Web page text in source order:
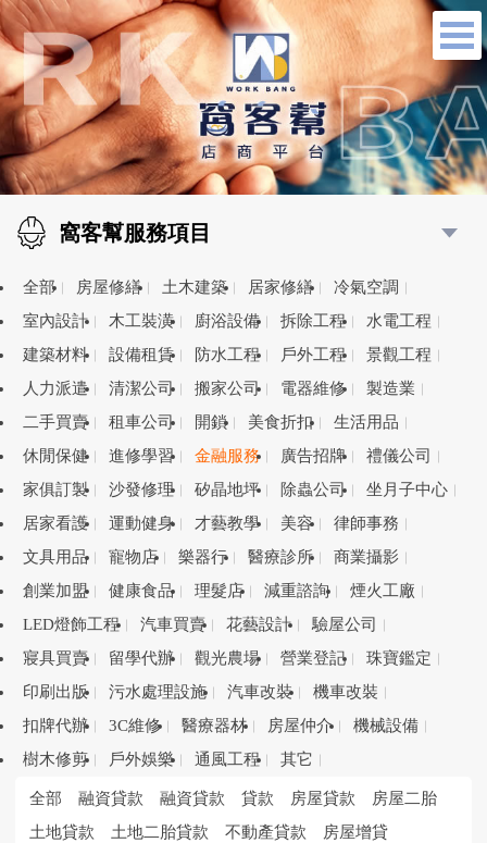
窩客幫服務項目
全部 房屋修繕 土木建築 居家修繕
冷氣空調
室內設計
木工裝潢 廚浴設備 拆除工程
水電工程
建築材料
設備租賃 防水工程 戶外工程
景觀工程
人力派遣
清潔公司 搬家公司 電器維修
製造業
二手買賣
租車公司 開鎖 美食折扣
生活用品
休閒保健
進修學習 金融服務 廣告招牌
禮儀公司
家俱訂製
沙發修理 矽晶地坪 除蟲公司
坐月子中心
居家看護
運動健身 才藝教學 美容
律師事務
文具用品
寵物店 樂器行 醫療診所
商業攝影
創業加盟
健康食品 理髮店 減重諮詢
煙火工廠
LED燈飾工程
汽車買賣 花藝設計
驗屋公司
寢具買賣
留學代辦 觀光農場 營業登記
珠寶鑑定
印刷出版
污水處理設施 汽車改裝
機車改裝
扣牌代辦
3C維修 醫療器材 房屋仲介
機械設備
樹木修剪
戶外娛樂 通風工程 其它
全部 融資貸款 融資貸款 貸款 房屋貸款
房屋二胎
土地貸款
土地二胎貸款 不動產貸款
房屋增貸